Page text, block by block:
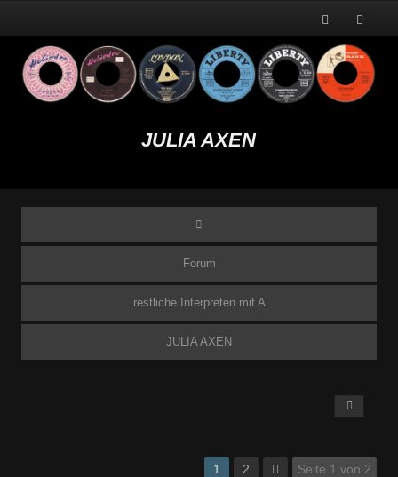
JULIA AXEN
Forum
restliche Interpreten mit A
JULIA AXEN
1 2 Seite 1 von 2